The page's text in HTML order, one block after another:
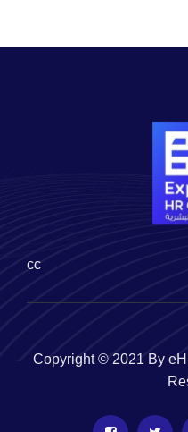
cc
Copyright © 2021 By